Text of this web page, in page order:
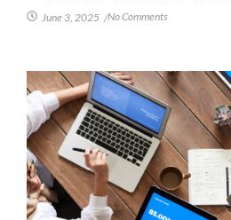
June 3, 2025 /No Comments